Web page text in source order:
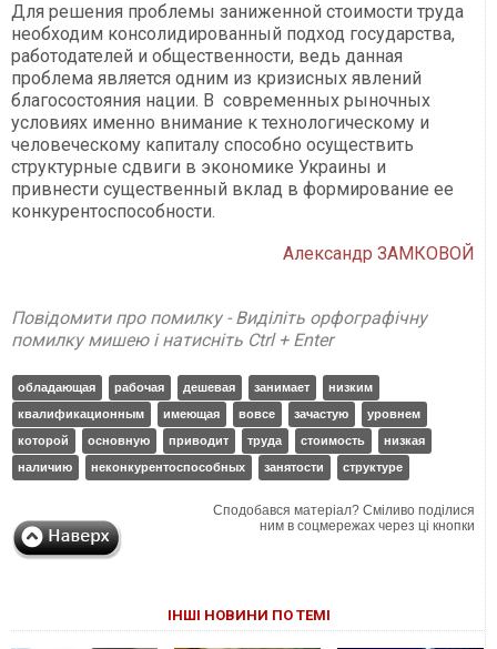
Для решения проблемы заниженной стоимости труда
необходим консолидированный подход государства,
работодателей и общественности, ведь данная
проблема является одним из кризисных явлений
благосостояния нации. В современных рыночных
условиях именно внимание к технологическому и
человеческому капиталу способно осуществить
структурные сдвиги в экономике Украины и
привнести существенный вклад в формирование ее
конкурентоспособности.
Александр ЗАМКОВОЙ
Повідомити про помилку - Виділіть орфографічну
помилку мишею і натисніть Ctrl + Enter
обладающая рабочая дешевая занимает
низким
квалификационным
имеющая вовсе зачастую
уровнем
которой
основную приводит труда стоимость
низкая
наличию
неконкурентоспособных занятости структуре
Сподобався матеріал? Сміливо поділися
ним в соцмережах через ці кнопки
ІНШІ НОВИНИ ПО ТЕМІ